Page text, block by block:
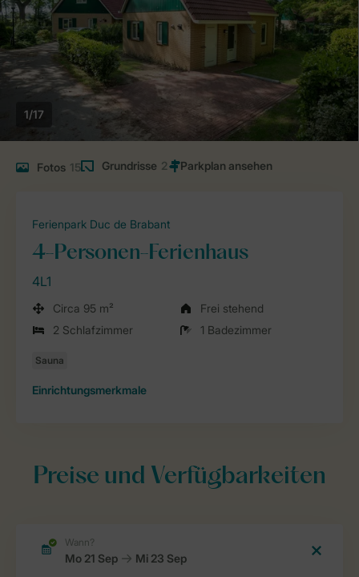
1/17
Fotos 15 Grundrisse 2
Ferienpark Duc de Brabant
4-Personen-Ferienhaus
4L1
Circa 95 m²
Frei stehend
2 Schlafzimmer
1 Badezimmer
Einrichtungsmerkmale
Preise und Verfügbarkeiten